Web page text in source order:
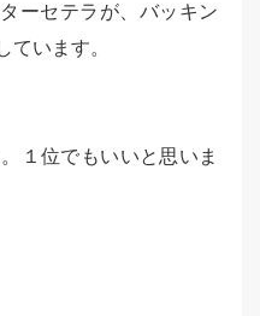
ーセテラが、バッキン
ています。
１位でもいいと思いま